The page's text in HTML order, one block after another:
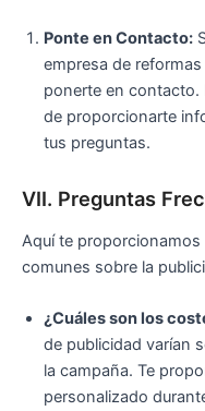
Ponte en Contacto:
empresa de
ponerte en contacto.
de proporcionarte
tus preguntas.
VII. Preguntas
Aquí te
comunes sobre la
¿Cuáles son los
de publicidad varían
la campaña. Te
personalizado